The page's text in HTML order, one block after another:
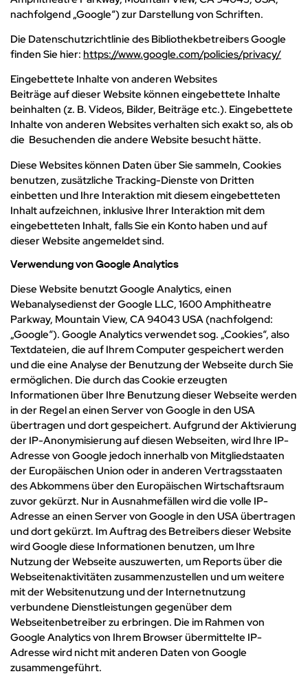
nachfolgend „Google“) zur Darstellung von Schriften.
Die Datenschutzrichtlinie des Bibliothekbetreibers Google
finden Sie hier: https://www.google.com/policies/privacy/
Eingebettete Inhalte von anderen Websites
Beiträge auf dieser Website können eingebettete Inhalte
beinhalten (z. B. Videos, Bilder, Beiträge etc.). Eingebettete
Inhalte von anderen Websites verhalten sich exakt so, als ob
die Besuchenden die andere Website besucht hätte.
Diese Websites können Daten über Sie sammeln, Cookies
benutzen, zusätzliche Tracking-Dienste von Dritten
einbetten und Ihre Interaktion mit diesem eingebetteten
Inhalt aufzeichnen, inklusive Ihrer Interaktion mit dem
eingebetteten Inhalt, falls Sie ein Konto haben und auf
dieser Website angemeldet sind.
Verwendung von Google Analytics
Diese Website benutzt Google Analytics, einen
Webanalysedienst der Google LLC, 1600 Amphitheatre
Parkway, Mountain View, CA 94043 USA (nachfolgend:
„Google“). Google Analytics verwendet sog. „Cookies“, also
Textdateien, die auf Ihrem Computer gespeichert werden
und die eine Analyse der Benutzung der Webseite durch Sie
ermöglichen. Die durch das Cookie erzeugten
Informationen über Ihre Benutzung dieser Webseite werden
in der Regel an einen Server von Google in den USA
übertragen und dort gespeichert. Aufgrund der Aktivierung
der IP-Anonymisierung auf diesen Webseiten, wird Ihre IP-
Adresse von Google jedoch innerhalb von Mitgliedstaaten
der Europäischen Union oder in anderen Vertragsstaaten
des Abkommens über den Europäischen Wirtschaftsraum
zuvor gekürzt. Nur in Ausnahmefällen wird die volle IP-
Adresse an einen Server von Google in den USA übertragen
und dort gekürzt. Im Auftrag des Betreibers dieser Website
wird Google diese Informationen benutzen, um Ihre
Nutzung der Webseite auszuwerten, um Reports über die
Webseitenaktivitäten zusammenzustellen und um weitere
mit der Websitenutzung und der Internetnutzung
verbundene Dienstleistungen gegenüber dem
Webseitenbetreiber zu erbringen. Die im Rahmen von
Google Analytics von Ihrem Browser übermittelte IP-
Adresse wird nicht mit anderen Daten von Google
zusammengeführt.